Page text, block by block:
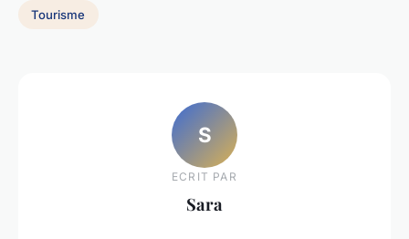
Tourisme
S
ECRIT PAR
Sara